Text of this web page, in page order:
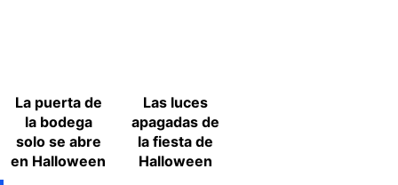
La puerta de
la bodega
solo se abre
en Halloween
Las luces
apagadas de
la fiesta de
Halloween